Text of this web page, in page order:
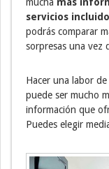
mucha más
servicios
podrás comparar
sorpresas una vez
Hacer una labor
puede ser mucho
información que
Puedes elegir